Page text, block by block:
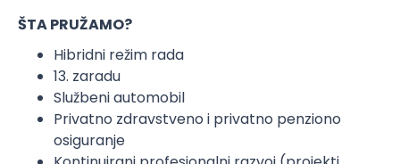
ŠTA PRUŽAMO?
Hibridni režim rada
13. zaradu
Službeni automobil
Privatno zdravstveno i privatno penziono
osiguranje